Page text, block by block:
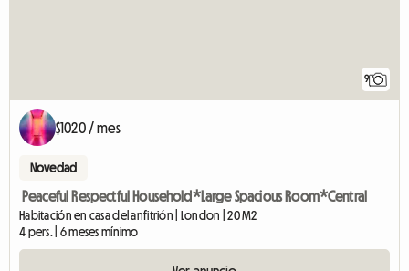
9
$1020 / mes
Novedad
Peaceful Respectful Household*Large Spacious Room*Central
Habitación en casa del anfitrión | London | 20 M2
4 pers. | 6 meses mínimo